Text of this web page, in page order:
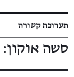
תערוכה קשורה
סשה אוקון: